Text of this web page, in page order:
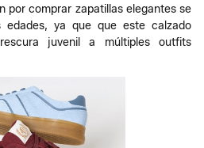
por comprar zapatillas elegantes se
edades, ya que que este calzado
juvenil a múltiples outfits